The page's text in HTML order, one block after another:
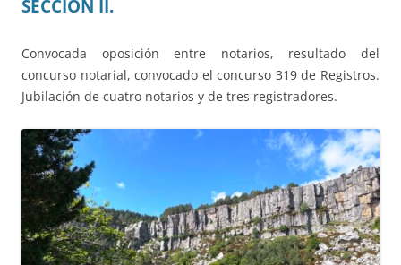
SECCIÓN II.
Convocada oposición entre notarios, resultado del
concurso notarial, convocado el concurso 319 de Registros.
Jubilación de cuatro notarios y de tres registradores.